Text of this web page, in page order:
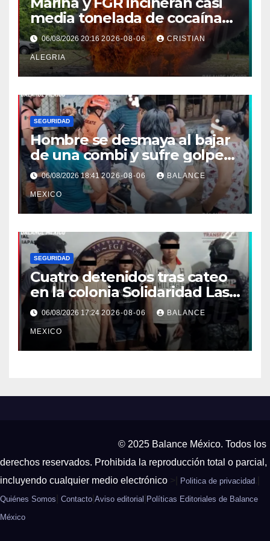
media tonelada de cocaína
asegurada frente a las costas
de Chiapas
06/08/2026 20:16 2026-08-06 CRISTIAN
ALEGRIA
SEGURIDAD
Hombre se desmaya al bajar
de una combi y sufre golpe
en la cabeza en Tapachula
06/08/2026 18:412026-08-06 BALANCE
MEXICO
SEGURIDAD
Cuatro detenidos tras cateo
en la colonia Solidaridad Las
Vegas de Tapachula
06/08/2026 17:242026-08-06 BALANCE
MEXICO
© 2025 Balance México. Todos los
derechos reservados. Prohibida la reproducción total o parcial,
incluyendo cualquier medio electrónico >| Politica de privacidad .|
Quiénes Somos Contacto Aviso editorial Políticas Editoriales de Balance
México